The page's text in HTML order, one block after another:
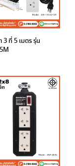
3 ที่ 5 เมตร รุ่น